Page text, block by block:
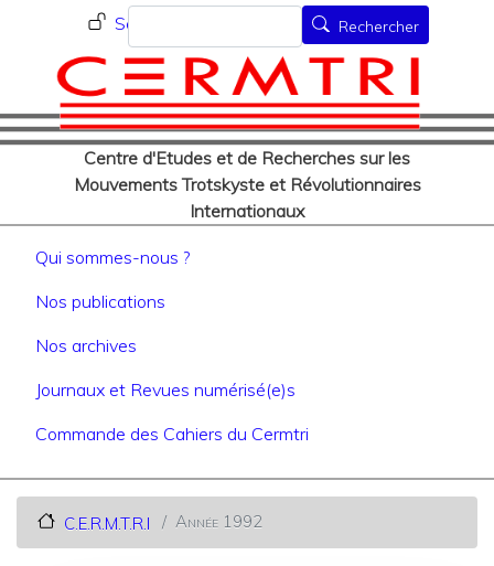
au
contenu
principal
Menu du compte de
Se connecter
Centre d'Etudes et de Recherches sur les
Mouvements Trotskyste et Révolutionnaires
Internationaux
Rechercher Rechercher
Navigation principale
Qui sommes-nous ?
Nos publications
Nos archives
Journaux et Revues numérisé(e)s
Commande des Cahiers du Cermtri
C.E.R.M.T.R.I Année 1992